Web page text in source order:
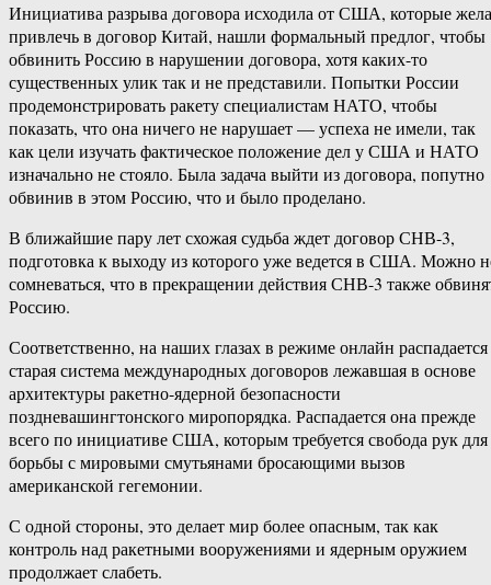
Инициатива разрыва договора исходила от США, которые
привлечь в договор Китай, нашли формальный предлог, чтобы
обвинить Россию в нарушении договора, хотя каких-то
существенных улик так и не представили. Попытки России
продемонстрировать ракету специалистам НАТО, чтобы
показать, что она ничего не нарушает — успеха не имели, так
как цели изучать фактическое положение дел у США и НАТО
изначально не стояло. Была задача выйти из договора, попутно
обвинив в этом Россию, что и было проделано.
В ближайшие пару лет схожая судьба ждет договор СНВ-3,
подготовка к выходу из которого уже ведется в США. Можно
сомневаться, что в прекращении действия СНВ-3 также
Россию.
Соответственно, на наших глазах в режиме онлайн распадается
старая система международных договоров лежавшая в основе
архитектуры ракетно-ядерной безопасности
поздневашингтонского миропорядка. Распадается она прежде
всего по инициативе США, которым требуется свобода рук для
борьбы с мировыми смутьянами бросающими вызов
американской гегемонии.
С одной стороны, это делает мир более опасным, так как
контроль над ракетными вооружениями и ядерным оружием
продолжает слабеть.